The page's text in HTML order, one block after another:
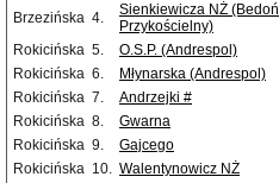
Brzezińska 4.
Sienkiewicza NŻ (Bedoń
Przykościelny)
Rokicińska 5. O.S.P. (Andrespol)
Rokicińska 6. Młynarska (Andrespol)
Rokicińska 7. Andrzejki #
Rokicińska 8. Gwarna
Rokicińska 9. Gajcego
Rokicińska 10. Walentynowicz NŻ